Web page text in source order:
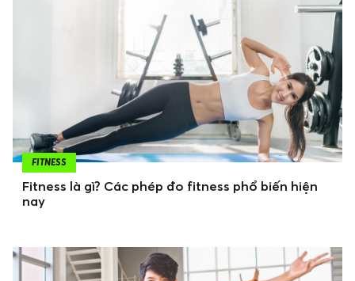
FITNESS
Fitness là gì? Các phép đo fitness phổ biến hiện
nay